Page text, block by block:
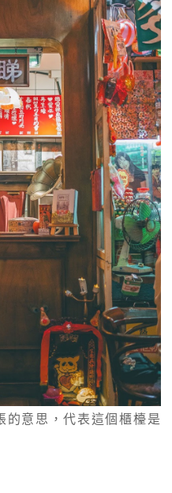
意思，代表這個櫃檯是